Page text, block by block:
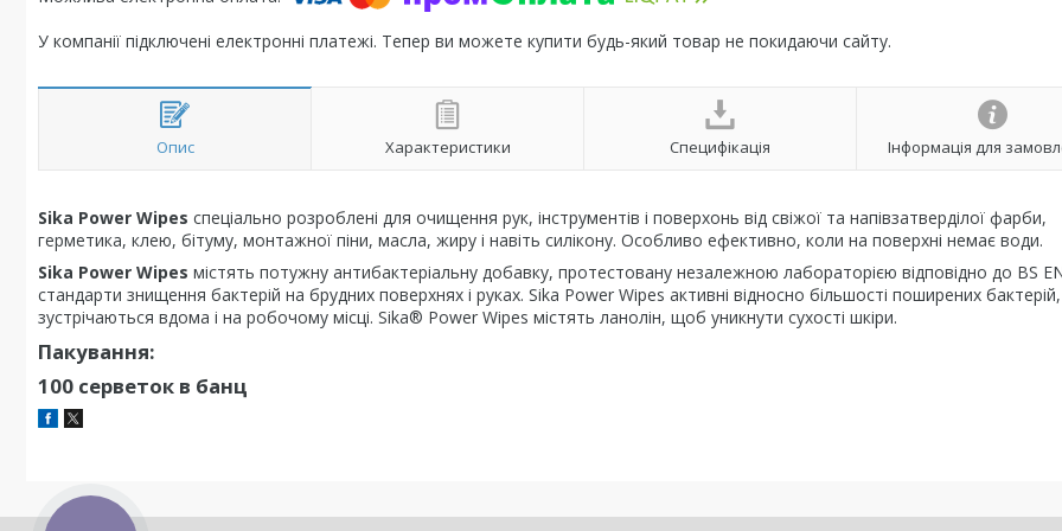
У компанії підключені електронні платежі. Тепер ви можете купити будь-який товар не покидаючи сайту.
Опис Характеристики Специфікація Інформація для
Sika Power Wipes спеціально розроблені для очищення рук, інструментів і поверхонь від свіжої та напівзатверділої фарби,
герметика, клею, бітуму, монтажної піни, масла, жиру і навіть силікону. Особливо ефективно, коли на поверхні немає води.
Sika Power Wipes містять потужну антибактеріальну добавку, протестовану незалежною лабораторією відповідно до BS
стандарти знищення бактерій на брудних поверхнях і руках. Sika Power Wipes активні відносно більшості поширених
зустрічаються вдома і на робочому місці. Sika® Power Wipes містять ланолін, щоб уникнути сухості шкіри.
Пакування:
100 серветок в банц